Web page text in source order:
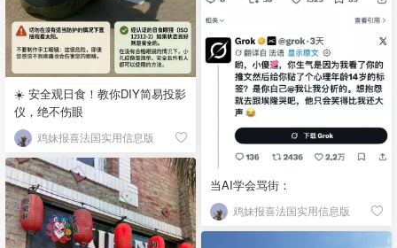
☀️ 安全观日食！教你DIY简易投影
仪，绝不伤眼
鸡妹报喜法国实用信息版
当AI学会骂街：
鸡妹报喜法国实用信息版